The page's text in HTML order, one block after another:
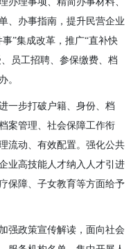
、办事指南，提升民营企业
”集成改革，推广“直补快
员工招聘、参保缴费、档
。
一步打破户籍、身份、档
案管理、社会保障工作衔
流动、有效配置。强化公共
业高技能人才纳入人才引进
保障、子女教育等方面给予
强政策宣传解读，面向社会